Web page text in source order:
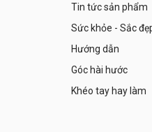
Tin tức sản phẩm
Sức khỏe - Sắc
Hướng dẫn
Góc hài hước
Khéo tay hay làm